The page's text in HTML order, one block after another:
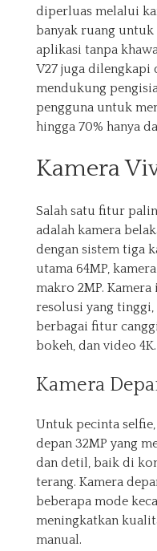
diperluas melalui
banyak ruang
aplikasi tanpa
V27 juga dilengkapi
mendukung
pengguna untuk
hingga 70% hanya
Kamera
Salah satu fitur
adalah kamera
dengan sistem tiga
utama 64MP,
makro 2MP.
resolusi yang
berbagai fitur
bokeh, dan video 4K.
Kamera
Untuk pecinta
depan 32MP yang
dan detil, baik di
terang. Kamera
beberapa mode
meningkatkan
manual.